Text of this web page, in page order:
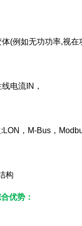
(例如无功功率,视
电流IN，
，M-Bus，
构
优势：